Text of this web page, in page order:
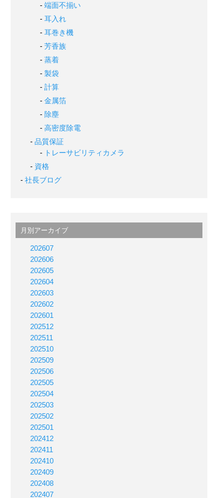
端面不揃い
耳入れ
耳巻き機
芳香族
蒸着
製袋
計算
金属箔
除塵
高密度除電
品質保証
トレーサビリティカメラ
資格
社長ブログ
月別アーカイブ
202607
202606
202605
202604
202603
202602
202601
202512
202511
202510
202509
202506
202505
202504
202503
202502
202501
202412
202411
202410
202409
202408
202407